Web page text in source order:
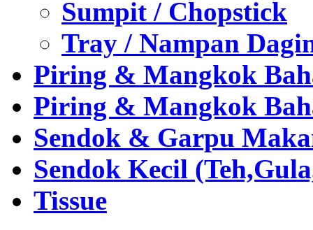
Sumpit / Chopstick
Tray / Nampan
Piring & Mangkok
Piring & Mangkok
Sendok & Garpu
Sendok Kecil
Tissue